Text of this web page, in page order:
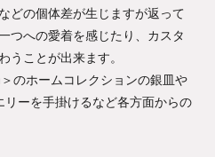
どの個体差が生じますが返って
つへの愛着を感じたり、カスタ
うことが出来ます。
＞のホームコレクションの銀皿や
リーを手掛けるなど各方面からの